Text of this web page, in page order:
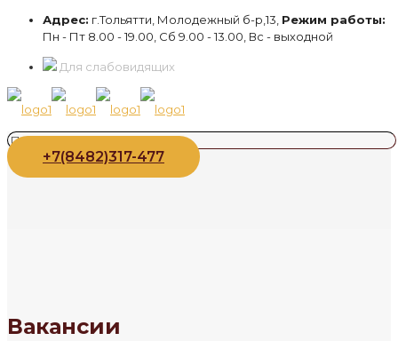
Адрес: г.Тольятти, Молодежный б-р,13, Режим работы:
Пн - Пт 8.00 - 19.00, Сб 9.00 - 13.00, Вс - выходной
Для слабовидящих
+7(8482)317-477
Вакансии